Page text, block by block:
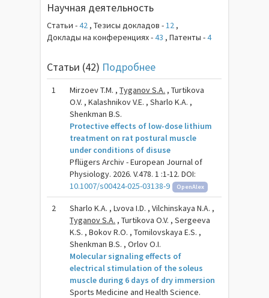
Научная деятельность
Статьи -42 ,Тезисы докладов -12 ,
Доклады на конференциях -43 ,Патенты -4
Статьи (42) Подробнее
1 Mirzoev T.M. ,Tyganov S.A. , Turtikova
O.V. , Kalashnikov V.E. , Sharlo K.A. ,
Shenkman B.S.
Protective effects of low-dose lithium
treatment on rat postural muscle
under conditions of disuse
Pflügers Archiv - European Journal of
Physiology. 2026. V.478. 1 :1-12. DOI:
10.1007/s00424-025-03138-9
OpenAlex
2
Sharlo K.A. , Lvova I.D. , Vilchinskaya N.A. ,
Tyganov S.A. , Turtikova O.V. , Sergeeva
K.S. , Bokov R.O. , Tomilovskaya E.S. ,
Shenkman B.S. , Orlov O.I.
Molecular signaling effects of
electrical stimulation of the soleus
muscle during 6 days of dry immersion
Sports Medicine and Health Science.